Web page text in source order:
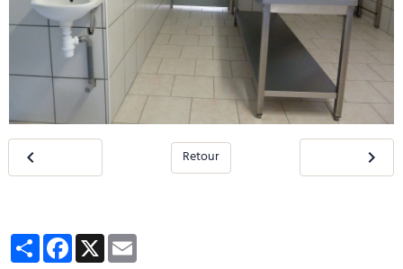
Retour
PartagerFacebook
X